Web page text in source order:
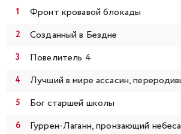
Фронт кровавой блокады
Созданный в Бездне
Повелитель 4
Бог старшей школы
Гуррен-Лаганн, пронзающий небеса